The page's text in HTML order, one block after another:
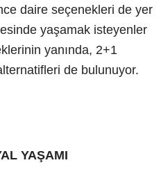
daire seçenekleri de yer
yaşamak isteyenler
yanında, 2+1
de bulunuyor.
YAŞAMI